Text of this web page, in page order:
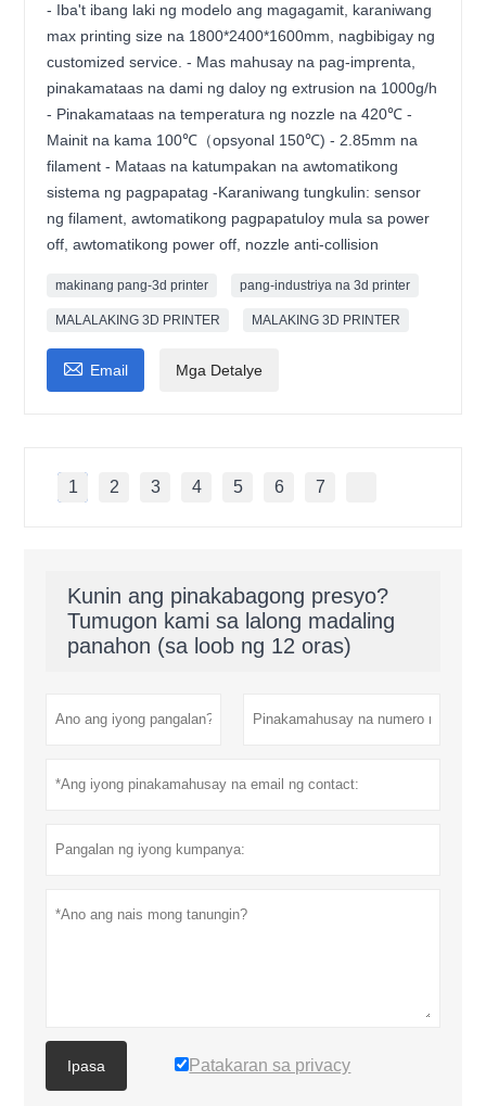
- Iba't ibang laki ng modelo ang magagamit, karaniwang
max printing size na 1800*2400*1600mm, nagbibigay ng
customized service. - Mas mahusay na pag-imprenta,
pinakamataas na dami ng daloy ng extrusion na 1000g/h
- Pinakamataas na temperatura ng nozzle na 420℃ -
Mainit na kama 100℃（opsyonal 150℃) - 2.85mm na
filament - Mataas na katumpakan na awtomatikong
sistema ng pagpapatag -Karaniwang tungkulin: sensor
ng filament, awtomatikong pagpapatuloy mula sa power
off, awtomatikong power off, nozzle anti-collision
makinang pang-3d printer pang-industriya na 3d printer
MALALAKING 3D PRINTER MALAKING 3D PRINTER
 Email Mga Detalye
1 2 3 4 5 6 7
Kunin ang pinakabagong presyo?
Tumugon kami sa lalong madaling
panahon (sa loob ng 12 oras)
Ipasa Patakaran sa privacy